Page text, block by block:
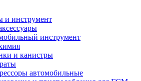
и инструмент
инструмент
и канистры
автомобильные